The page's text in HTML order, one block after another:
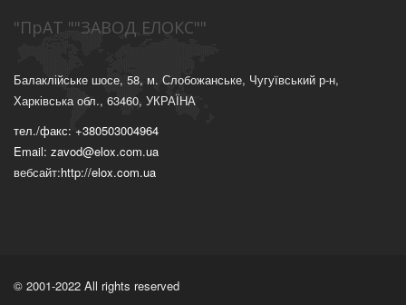
"ПрАТ ""ЗАВОД ЕЛОКС""
Балаклійське шосе, 58, м. Слобожанське, Чугуївський р-н,
Харківська обл., 63460, УКРАЇНА
тел./факс: +380503004964
Email: zavod@elox.com.ua
вебсайт:http://elox.com.ua
© 2001-2022 All rights reserved